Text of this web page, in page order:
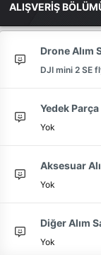
ALIŞVERİŞ
Drone Alım
DJI mini 2 SE
Yedek Parça
Yok
Aksesuar
Yok
Diğer Alım
Yok